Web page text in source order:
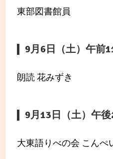
東部図書館員
9月6日（土）午前
朗読 花みずき
9月13日（土）午後
大東語りべの会 こんぺ